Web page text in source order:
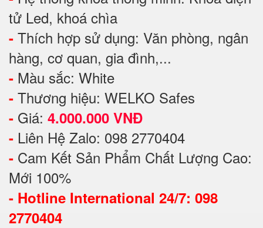
tử Led, khoá chìa
- Thích hợp sử dụng: Văn phòng, ngân
hàng, cơ quan, gia đình,...
- Màu sắc: White
- Thương hiệu: WELKO Safes
- Giá: 4.000.000 VNĐ
- Liên Hệ Zalo: 098 2770404
- Cam Kết Sản Phẩm Chất Lượng Cao:
Mới 100%
- Hotline International 24/7: 098
2770404